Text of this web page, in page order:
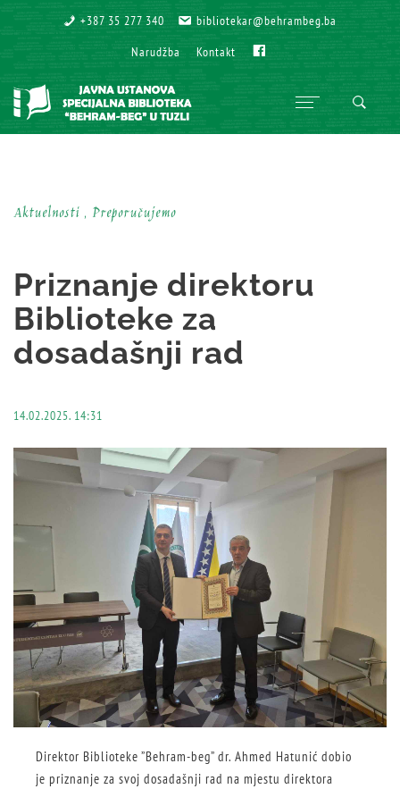
+387 35 277 340
+387 35 277 340 bibliotekar@behrambeg.ba
bibliotekar@behrambeg.ba
Narudžba
Narudžba Kontakt
Kontakt
Aktuelnosti , Preporučujemo
Priznanje direktoru
Biblioteke za
dosadašnji rad
14.02.2025. 14:31
Direktor Biblioteke ”Behram-beg” dr. Ahmed Hatunić dobio
je priznanje za svoj dosadašnji rad na mjestu direktora